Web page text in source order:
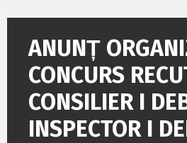
ANUNȚ
CONCURS
CONSILIER I
INSPECTOR I